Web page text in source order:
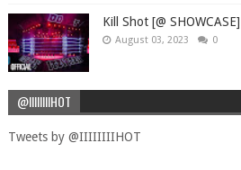
Kill Shot [@ SHOWCASE]
August 03, 2023 0
@IIIIIIIIHOT
Tweets by @IIIIIIIIHOT